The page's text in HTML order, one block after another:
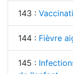
143 :
144 : Fièvre
145 :